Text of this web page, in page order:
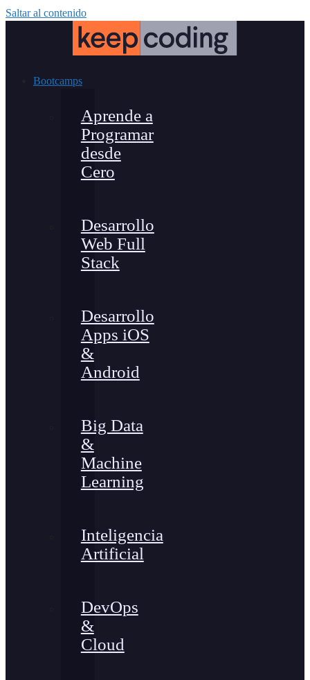
Saltar al contenido
Bootcamps
Aprende a
Programar
desde
Cero
Desarrollo
Web Full
Stack
Desarrollo
Apps iOS
&
Android
Big Data
&
Machine
Learning
Inteligencia
Artificial
DevOps
&
Cloud